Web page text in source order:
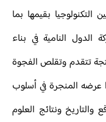
بقيمها بما
الدول النامية في بناء
تتقدم وتقلص الفجوة
عرضه المنجرة في أسلوب
ونتائج العلوم